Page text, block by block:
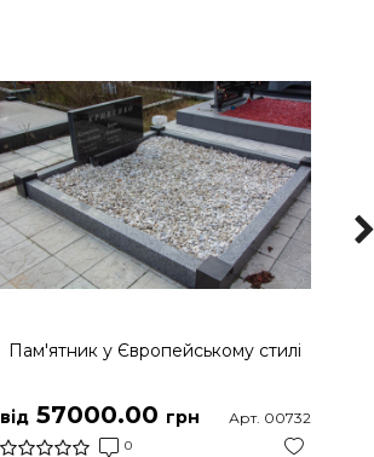
Пам'ятник у Європейському стилі
від57000.00 грн
0
Арт. 00732